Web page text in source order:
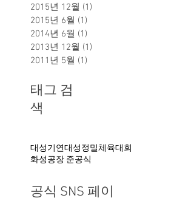
2015년 12월 (1)
2015년 6월 (1)
2014년 6월 (1)
2013년 12월 (1)
2011년 5월 (1)
태그 검
색
대성기연대성정밀체육대회
화성공장 준공식
공식 SNS 페이